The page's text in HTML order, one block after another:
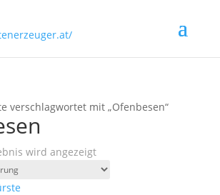
verschlagwortet mit „Ofenbesen“
wird angezeigt